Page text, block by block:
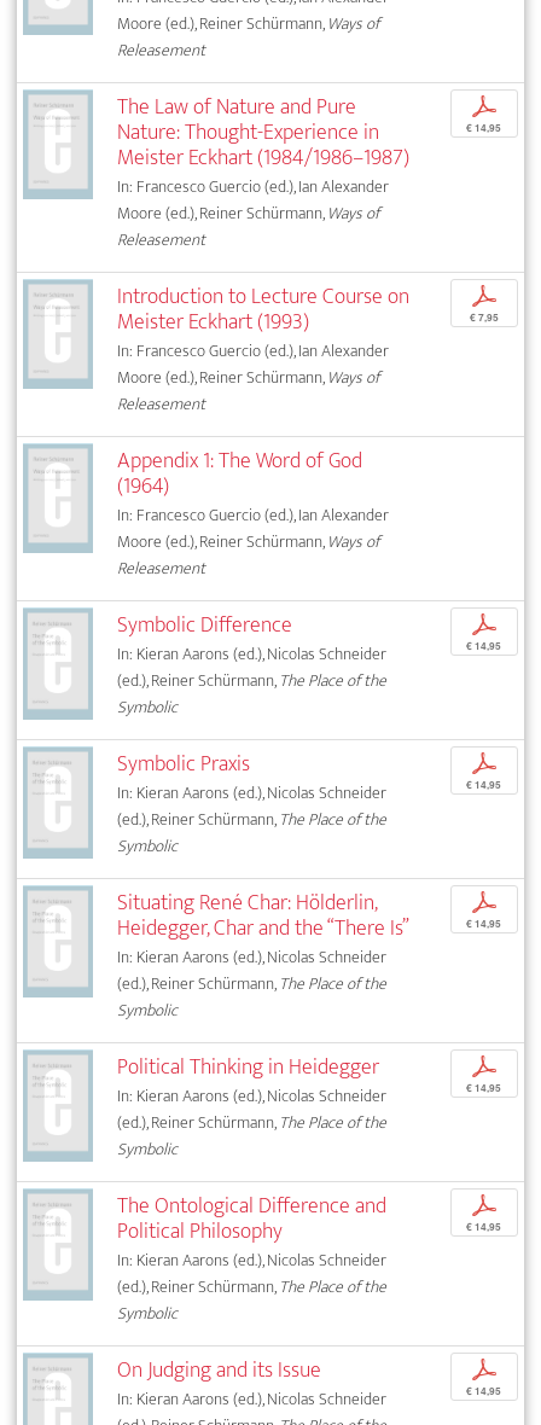
Moore (ed.), Reiner Schürmann,Ways of
Releasement
The Law of Nature and Pure
Nature: Thought-Experience in
Meister Eckhart (1984/1986–1987)
In: Francesco Guercio (ed.), Ian Alexander
Moore (ed.), Reiner Schürmann,Ways of
Releasement
p
€ 14,95
Introduction to Lecture Course on
Meister Eckhart (1993)
In: Francesco Guercio (ed.), Ian Alexander
Moore (ed.), Reiner Schürmann,Ways of
Releasement
p
€ 7,95
Appendix 1: The Word of God
(1964)
In: Francesco Guercio (ed.), Ian Alexander
Moore (ed.), Reiner Schürmann,Ways of
Releasement
Symbolic Difference
In: Kieran Aarons (ed.), Nicolas Schneider
(ed.), Reiner Schürmann,The Place of the
Symbolic
p
€ 14,95
Symbolic Praxis
In: Kieran Aarons (ed.), Nicolas Schneider
(ed.), Reiner Schürmann,The Place of the
Symbolic
p
€ 14,95
Situating René Char: Hölderlin,
Heidegger, Char and the “There Is”
In: Kieran Aarons (ed.), Nicolas Schneider
(ed.), Reiner Schürmann,The Place of the
Symbolic
p
€ 14,95
Political Thinking in Heidegger
In: Kieran Aarons (ed.), Nicolas Schneider
(ed.), Reiner Schürmann,The Place of the
Symbolic
p
€ 14,95
The Ontological Difference and
Political Philosophy
In: Kieran Aarons (ed.), Nicolas Schneider
(ed.), Reiner Schürmann,The Place of the
Symbolic
p
€ 14,95
On Judging and its Issue
In: Kieran Aarons (ed.), Nicolas Schneider
p
€ 14,95